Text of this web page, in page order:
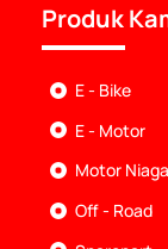
Produk
E - Bike
E - Motor
Motor
Off - Road